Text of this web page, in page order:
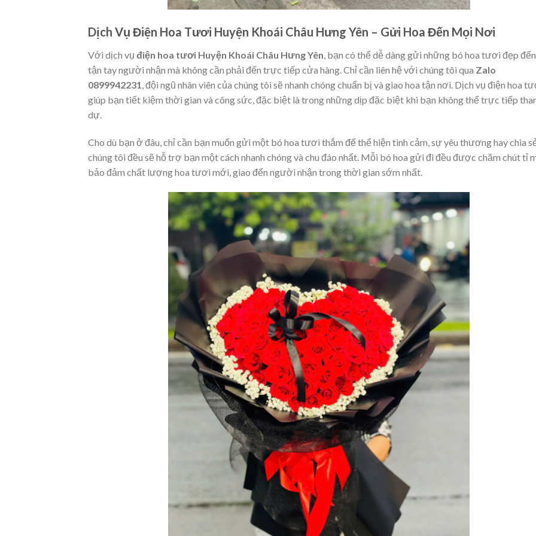
Dịch Vụ Điện Hoa Tươi Huyện Khoái Châu Hưng Yên – Gửi Hoa Đến Mọi Nơi
Với dịch vụ điện hoa tươi Huyện Khoái Châu Hưng Yên, bạn có thể dễ dàng gửi những bó hoa tươi đẹp đến
tận tay người nhận mà không cần phải đến trực tiếp cửa hàng. Chỉ cần liên hệ với chúng tôi qua Zalo
0899942231, đội ngũ nhân viên của chúng tôi sẽ nhanh chóng chuẩn bị và giao hoa tận nơi. Dịch vụ điện hoa
giúp bạn tiết kiệm thời gian và công sức, đặc biệt là trong những dịp đặc biệt khi bạn không thể trực tiếp
dự.
Cho dù bạn ở đâu, chỉ cần bạn muốn gửi một bó hoa tươi thắm để thể hiện tình cảm, sự yêu thương hay chia
chúng tôi đều sẽ hỗ trợ bạn một cách nhanh chóng và chu đáo nhất. Mỗi bó hoa gửi đi đều được chăm chút tỉ
bảo đảm chất lượng hoa tươi mới, giao đến người nhận trong thời gian sớm nhất.